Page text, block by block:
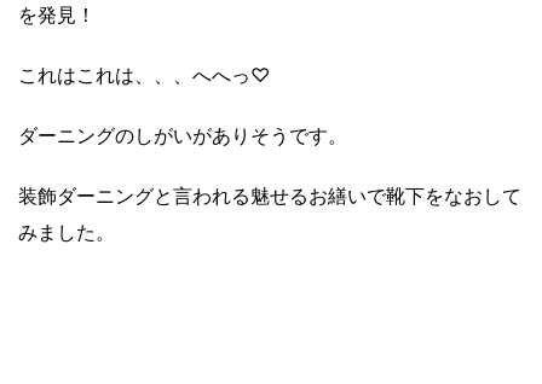
を発見！
これはこれは、、、へへっ♡
ダーニングのしがいがありそうです。
装飾ダーニングと言われる魅せるお繕いで靴下をなおして
みました。